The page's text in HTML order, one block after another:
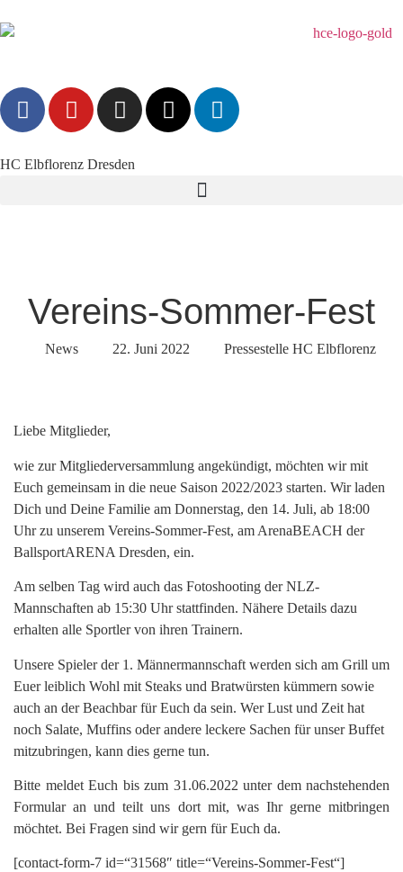
HC Elbflorenz Dresden
Vereins-Sommer-Fest
News 22. Juni 2022 Pressestelle HC Elbflorenz
Liebe Mitglieder,
wie zur Mitgliederversammlung angekündigt, möchten wir mit
Euch gemeinsam in die neue Saison 2022/2023 starten. Wir laden
Dich und Deine Familie am Donnerstag, den 14. Juli, ab 18:00
Uhr zu unserem Vereins-Sommer-Fest, am ArenaBEACH der
BallsportARENA Dresden, ein.
Am selben Tag wird auch das Fotoshooting der NLZ-
Mannschaften ab 15:30 Uhr stattfinden. Nähere Details dazu
erhalten alle Sportler von ihren Trainern.
Unsere Spieler der 1. Männermannschaft werden sich am Grill um
Euer leiblich Wohl mit Steaks und Bratwürsten kümmern sowie
auch an der Beachbar für Euch da sein. Wer Lust und Zeit hat
noch Salate, Muffins oder andere leckere Sachen für unser Buffet
mitzubringen, kann dies gerne tun.
Bitte meldet Euch bis zum 31.06.2022 unter dem nachstehenden
Formular an und teilt uns dort mit, was Ihr gerne mitbringen
möchtet. Bei Fragen sind wir gern für Euch da.
[contact-form-7 id=“31568″ title=“Vereins-Sommer-Fest“]